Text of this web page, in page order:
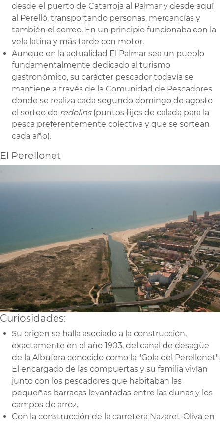
desde el puerto de Catarroja al Palmar y desde aquí
al Perelló, transportando personas, mercancías y
también el correo. En un principio funcionaba con la
vela latina y más tarde con motor.
Aunque en la actualidad El Palmar sea un pueblo
fundamentalmente dedicado al turismo
gastronómico, su carácter pescador todavía se
mantiene a través de la Comunidad de Pescadores
donde se realiza cada segundo domingo de agosto
el sorteo de redolins(puntos fijos de calada para la
pesca preferentemente colectiva y que se sortean
cada año).
El Perellonet
Curiosidades:
Su origen se halla asociado a la construcción,
exactamente en el año 1903, del canal de desagüe
de la Albufera conocido como la "Gola del Perellonet".
El encargado de las compuertas y su familia vivían
junto con los pescadores que habitaban las
pequeñas barracas levantadas entre las dunas y los
campos de arroz.
Con la construcción de la carretera Nazaret-Oliva en